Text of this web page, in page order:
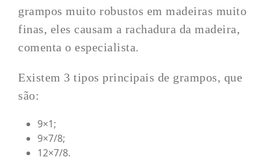
grampos muito robustos em madeiras muito
finas, eles causam a rachadura da madeira,
comenta o especialista.
Existem 3 tipos principais de grampos, que
são:
9×1;
9×7/8;
12×7/8.